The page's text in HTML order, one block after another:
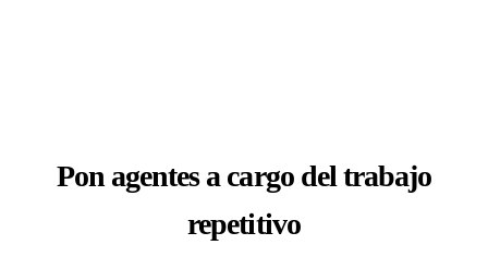
Pon agentes a cargo del trabajo
repetitivo